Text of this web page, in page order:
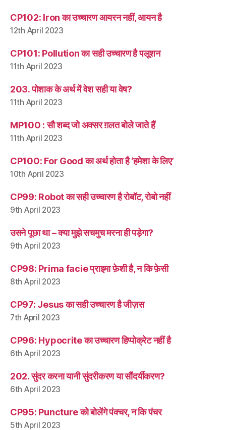
CP102: Iron का उच्चारण आयरन नहीं, आयन है
12th April 2023
CP101: Pollution का सही उच्चारण है पलूशन
11th April 2023
203. पोशाक के अर्थ में वेश सही या वेष?
11th April 2023
MP100 : सौ शब्द जो अक्सर ग़लत बोले जाते हैं
11th April 2023
CP100: For Good का अर्थ होता है ‘हमेशा के लिए’
10th April 2023
CP99: Robot का सही उच्चारण है रोबॉट, रोबो नहीं
9th April 2023
उसने पूछा था – क्या मुझे सचमुच मरना ही पड़ेगा?
9th April 2023
CP98: Prima facie प्राइमा फ़ेशी है, न कि फ़ेसी
8th April 2023
CP97: Jesus का सही उच्चारण है जीज़स
7th April 2023
CP96: Hypocrite का उच्चारण हिप्पोक्रेट नहीं है
6th April 2023
202. सुंदर करना यानी सुंदरीकरण या सौंदर्यीकरण?
6th April 2023
CP95: Puncture को बोलेंगे पंक्चर, न कि पंचर
5th April 2023